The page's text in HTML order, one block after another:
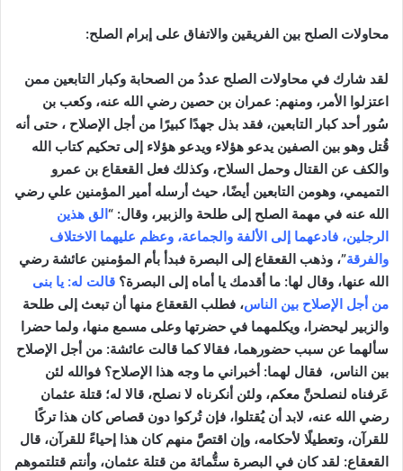
محاولات الصلح بين الفريقين والاتفاق على إبرام الصلح:
لقد شارك في محاولات الصلح عددُ من الصحابة وكبار التابعين ممن
اعتزلوا الأمر، ومنهم: عمران بن حصين رضي الله عنه، وكعب بن
سُور أحد كبار التابعين، فقد بذل جهدًا كبيرًا من أجل الإصلاح ، حتى أنه
قُتل وهو بين الصفين يدعو هؤلاء ويدعو هؤلاء إلى تحكيم كتاب الله
والكف عن القتال وحمل السلاح، وكذلك فعل القعقاع بن عمرو
التميمي، وهومن التابعين أيضًا، حيث أرسله أمير المؤمنين علي رضي
الله عنه في مهمة الصلح إلى طلحة والزبير، وقال: “الق هذين
الرجلين، فادعهما إلى الألفة والجماعة، وعظم عليهما الاختلاف
والفرقة”، وذهب القعقاع إلى البصرة فبدأ بأم المؤمنين عائشة رضي
الله عنها، وقال لها: ما أقدمك يا أماه إلى البصرة؟ قالت له: يا بنى
من أجل الإصلاح بين الناس، فطلب القعقاع منها أن تبعث إلى طلحة
والزبير ليحضرا، ويكلمهما في حضرتها وعلى مسمع منها، ولما حضرا
سألهما عن سبب حضورهما، فقالا كما قالت عائشة: من أجل الإصلاح
بين الناس، فقال لهما: أخبراني ما وجه هذا الإصلاح؟ فوالله لئن
عَرفناه لنصلحنَّ معكم، ولئن أنكرناه لا نصلح، قالا له؛ قتلة عثمان
رضي الله عنه، لابد أن يُقتلوا، فإن تُركوا دون قصاص كان هذا تركًا
للقرآن، وتعطيلًا لأحكامه، وإن اقتصَّ منهم كان هذا إحياءً للقرآن، قال
القعقاع: لقد كان في البصرة ستُّمائة من قتلة عثمان، وأنتم قتلتموهم